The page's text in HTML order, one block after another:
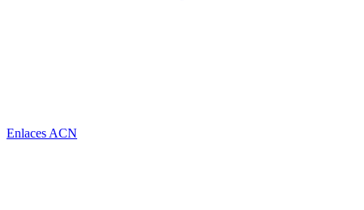
Enlaces ACN